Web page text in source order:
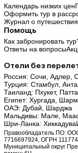
Календарь низких цен
Оформить тур в
Журнал о
Помощь
Как забронировать
Ответы на вопросы
Отели без
Россия: Сочи, Адлер,
Турция: Стамбул,
Таиланд: Пхукет,
Египет: Хургада,
ОАЭ: Дубай, Шарджа
Мальдивы: Мале,
Шри-Ланка: Хиккадува
Правообладатель ПО:
7716697924, ОГРН
Муниципальный округ